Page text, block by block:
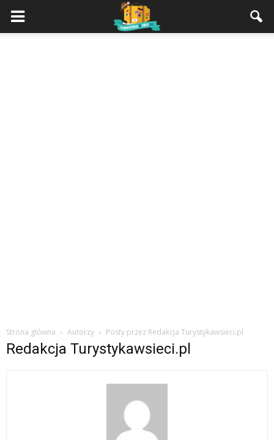
Strona główna Autorzy Posty przez Redakcja Turystykawsieci.pl
Redakcja Turystykawsieci.pl